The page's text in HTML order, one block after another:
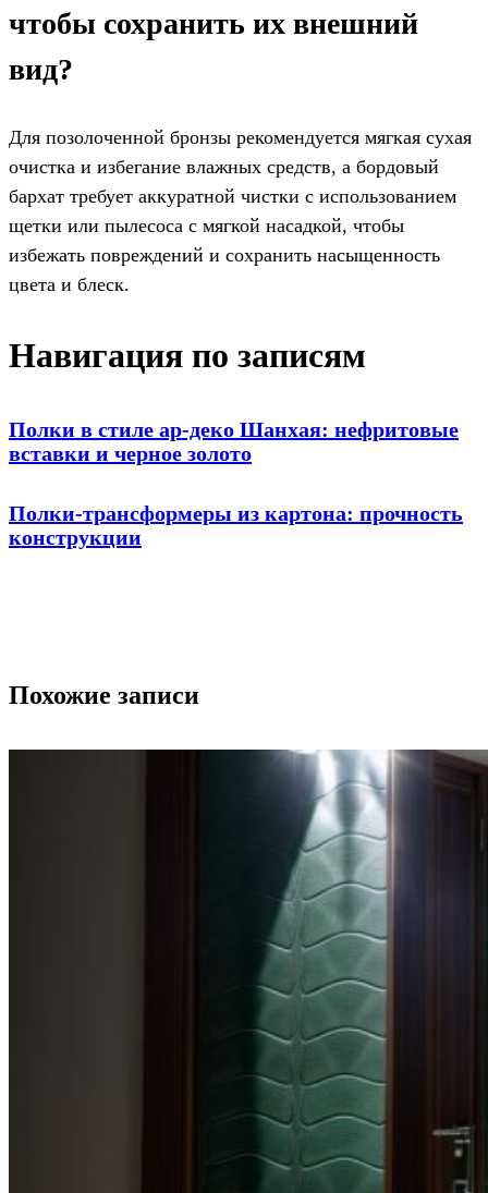
чтобы сохранить их внешний
вид?
Для позолоченной бронзы рекомендуется мягкая сухая
очистка и избегание влажных средств, а бордовый
бархат требует аккуратной чистки с использованием
щетки или пылесоса с мягкой насадкой, чтобы
избежать повреждений и сохранить насыщенность
цвета и блеск.
Навигация по записям
Полки в стиле ар-деко Шанхая: нефритовые
вставки и черное золото
Полки-трансформеры из картона: прочность
конструкции
Похожие записи